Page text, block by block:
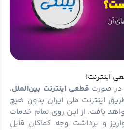
اینترنت!
در صورت قطعی اینترنت بین‌الملل،
اینترنت ملی ایران بدون هیچ
یافت. از این روی تمام خدمات
و برداشت وجه کماکان قابل